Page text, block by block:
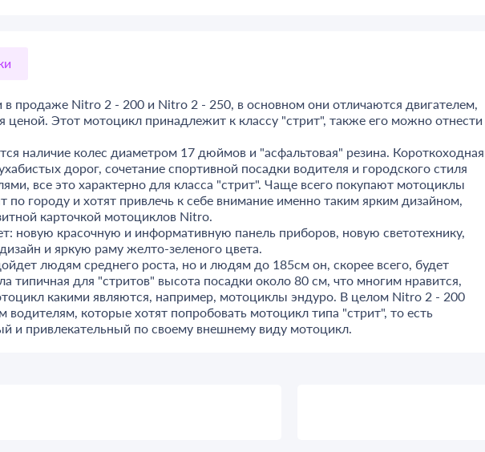
продаже Nitro 2 - 200 и Nitro 2 - 250, в основном они отличаются двигателем,
ценой. Этот мотоцикл принадлежит к классу "стрит", также его можно отнести
наличие колес диаметром 17 дюймов и "асфальтовая" резина. Короткоходная
дорог, сочетание спортивной посадки водителя и городского стиля
все это характерно для класса "стрит". Чаще всего покупают мотоциклы
городу и хотят привлечь к себе внимание именно таким ярким дизайном,
карточкой мотоциклов Nitro.
новую красочную и информативную панель приборов, новую светотехнику,
и яркую раму желто-зеленого цвета.
людям среднего роста, но и людям до 185см он, скорее всего, будет
типичная для "стритов" высота посадки около 80 см, что многим нравится,
какими являются, например, мотоциклы эндуро. В целом Nitro 2 - 200
которые хотят попробовать мотоцикл типа "стрит", то есть
и привлекательный по своему внешнему виду мотоцикл.